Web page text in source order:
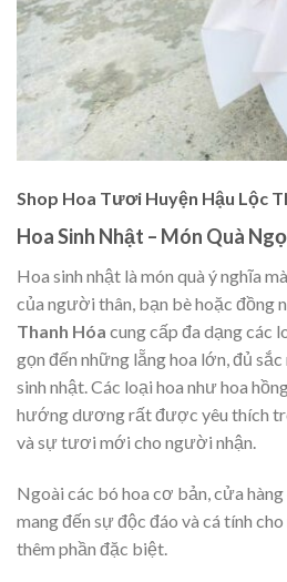
Shop Hoa Tươi Huyện Hậu Lộc
Hoa Sinh Nhật – Món Quà
Hoa sinh nhật là món quà ý nghĩa
của người thân, bạn bè hoặc đồng
Thanh Hóa cung cấp đa dạng các
gọn đến những lẵng hoa lớn, đủ
sinh nhật. Các loại hoa như hoa
hướng dương rất được yêu thích
và sự tươi mới cho người nhận.
Ngoài các bó hoa cơ bản, cửa
mang đến sự độc đáo và cá tính
thêm phần đặc biệt.